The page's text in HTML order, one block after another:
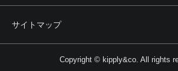
サイトマップ
Copyright © kipply&co. All rights